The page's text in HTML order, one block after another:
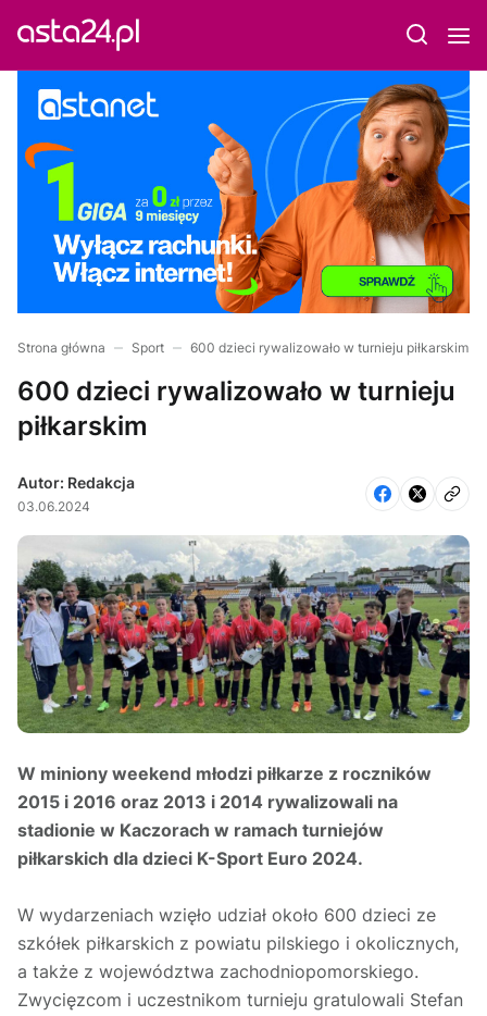
Strona główna Sport 600 dzieci rywalizowało w turnieju piłkarskim
600 dzieci rywalizowało w turnieju
piłkarskim
Autor: Redakcja
03.06.2024
W miniony weekend młodzi piłkarze z roczników
2015 i 2016 oraz 2013 i 2014 rywalizowali na
stadionie w Kaczorach w ramach turniejów
piłkarskich dla dzieci K-Sport Euro 2024.
W wydarzeniach wzięło udział około 600 dzieci ze
szkółek piłkarskich z powiatu pilskiego i okolicznych,
a także z województwa zachodniopomorskiego.
Zwycięzcom i uczestnikom turnieju gratulowali Stefan